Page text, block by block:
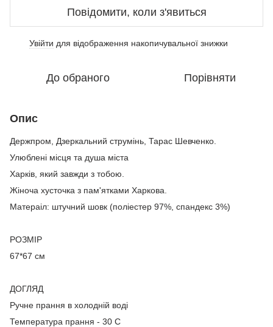
Повідомити, коли з'явиться
Увійти для відображення накопичувальної знижки
До обраного Порівняти
Опис
Держпром, Дзеркальний струмінь, Тарас Шевченко.
Улюблені місця та душа міста
Харків, який завжди з тобою.
Жіноча хусточка з пам'ятками Харкова.
Матераіл: штучний шовк (поліестер 97%, спандекс 3%)
РОЗМІР
67*67 см
ДОГЛЯД
Ручне прання в холодній воді
Температура прання - 30 С